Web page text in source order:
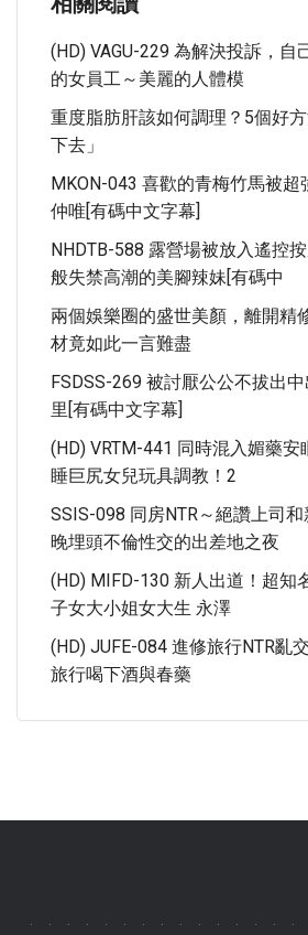
(HD) VAGU-229 為解決投訴，自
的女員工～美麗的人體模
重度脂肪肝該如何調理？5個好
下去」
MKON-043 喜歡的青梅竹馬被超
仲唯[有碼中文字幕]
NHDTB-588 露營場被放入遙控
般失禁高潮的美腳辣妹[有碼中
兩個娛樂圈的盛世美顏，離開精
材竟如此一言難盡
FSDSS-269 被討厭公公不拔出
里[有碼中文字幕]
(HD) VRTM-441 同時混入媚藥
睡巨尻女兒玩具調教！2
SSIS-098 同房NTR～絕讚上司
晚埋頭不倫性交的出差地之夜
(HD) MIFD-130 新人出道！超知
子女大小姐女大生 永澤
(HD) JUFE-084 進修旅行NTR亂
旅行喝下酒與春藥